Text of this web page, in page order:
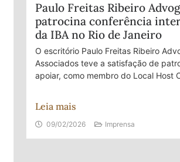
Paulo Freitas Ribeiro
patrocina conferência
da IBA no Rio de Janeiro
O escritório Paulo Freitas Ribeiro
Associados teve a satisfação de
apoiar, como membro do Local Host
Leia mais
09/02/2026 Imprensa